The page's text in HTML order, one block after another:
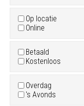
Op locatie
Online
Betaald
Kostenloos
Overdag
's Avonds